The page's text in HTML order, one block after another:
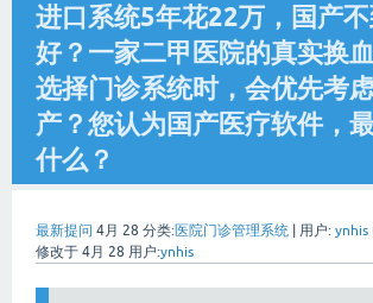
进口系统5年花22万，国产
好？一家二甲医院的真实换
选择门诊系统时，会优先考
产？您认为国产医疗软件，
什么？
最新提问 4月 28 分类:医院门诊管理系统 用户: ynhis
修改于 4月 28 用户:ynhis